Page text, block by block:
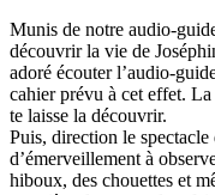
Munis de notre audio-
découvrir la vie de
adoré écouter l’audio-
cahier prévu à cet effet.
te laisse la découvrir.
Puis, direction le
d’émerveillement à
hiboux, des chouettes et